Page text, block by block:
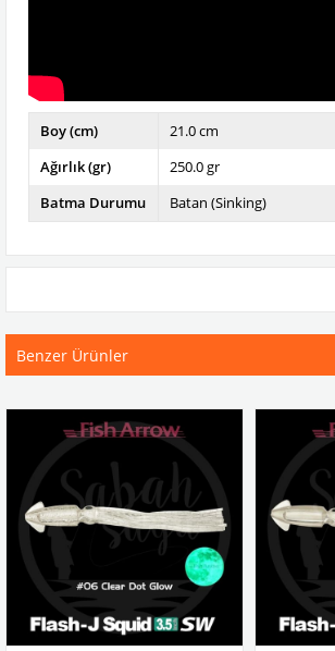
Boy (cm)
21.0 cm
Ağırlık (gr)
250.0 gr
Batma Durumu
Batan (Sinking)
Benzer Ürünler